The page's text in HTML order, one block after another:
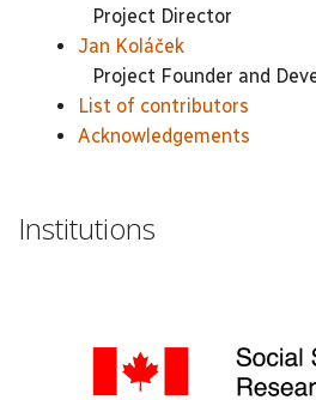
Project Director
Jan Koláček
Project Founder and
List of contributors
Acknowledgements
Institutions